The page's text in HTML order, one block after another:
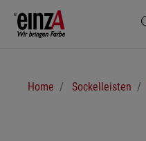
Zum Hauptinhalt springen
Home Sockelleisten